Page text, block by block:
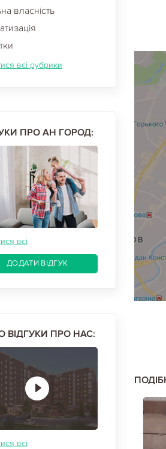
власність
всі рубрики
ПРО АН ГОРОД:
всі
ДОДАТИ ВІДГУК
ВІДГУКИ ПРО НАС:
всі